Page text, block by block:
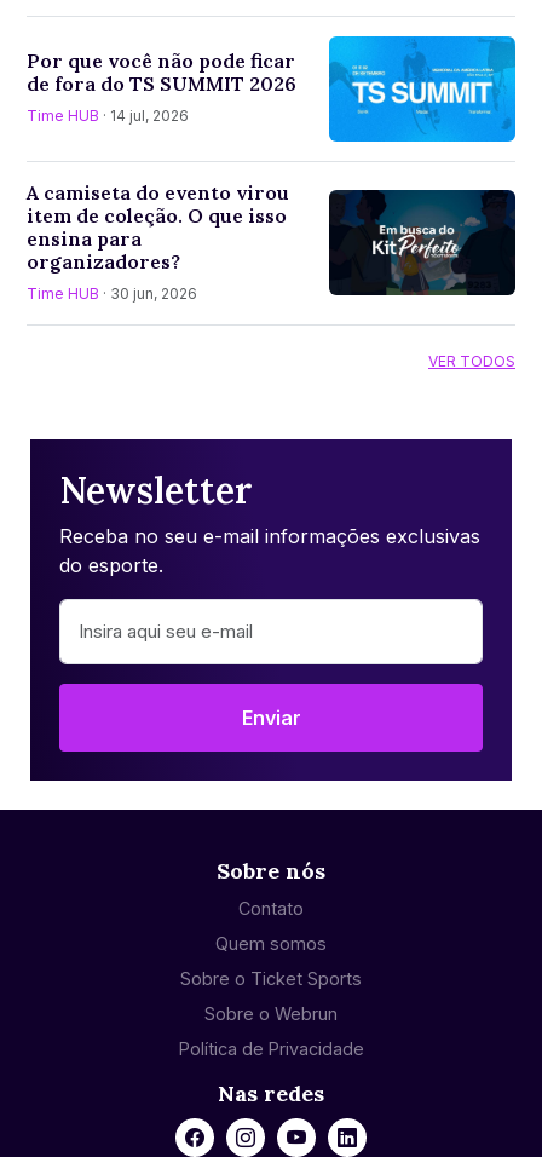
Por que você não pode ficar
de fora do TS SUMMIT 2026
Time HUB · 14 jul, 2026
A camiseta do evento virou
item de coleção. O que isso
ensina para
organizadores?
Time HUB · 30 jun, 2026
VER TODOS
Newsletter
Receba no seu e-mail informações exclusivas
do esporte.
Enviar
Sobre nós
Contato
Quem somos
Sobre o Ticket Sports
Sobre o Webrun
Política de Privacidade
Nas redes